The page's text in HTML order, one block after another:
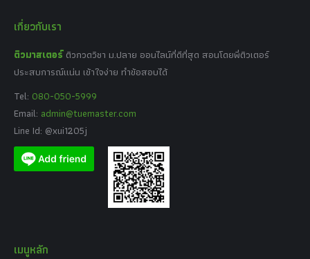
เกี่ยวกับเรา
ติวมาสเตอร์ ติวกวดวิชา ม.ปลาย ออนไลน์ที่ดีที่สุด สอนโดยพี่ติวเตอร์
ประสบการณ์แน่น เข้าใจง่าย ทำข้อสอบได้
Tel: 080-050-5999
Email: admin@tuemaster.com
Line Id: @xui1205j
เมนูหลัก